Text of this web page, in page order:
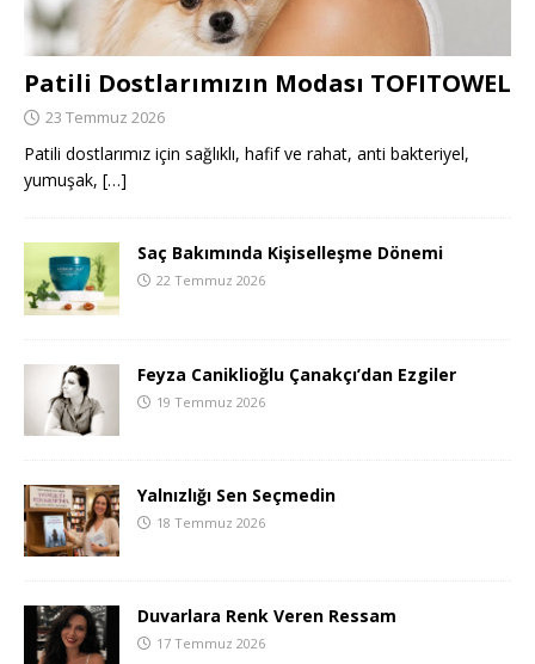
Patili Dostlarımızın Modası TOFITOWEL
23 Temmuz 2026
Patili dostlarımız için sağlıklı, hafif ve rahat, anti bakteriyel,
yumuşak, […]
Saç Bakımında Kişiselleşme Dönemi
22 Temmuz 2026
Feyza Caniklioğlu Çanakçı’dan Ezgiler
19 Temmuz 2026
Yalnızlığı Sen Seçmedin
18 Temmuz 2026
Duvarlara Renk Veren Ressam
17 Temmuz 2026